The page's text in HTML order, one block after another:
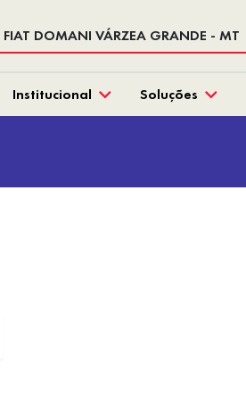
FIAT DOMANI VÁRZEA GRANDE - MT
Institucional Soluções